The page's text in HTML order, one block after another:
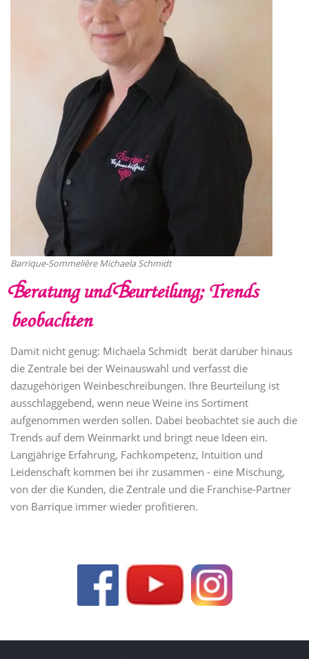
Barrique-Sommelière Michaela Schmidt
Beratung und Beurteilung; Trends
beobachten
Damit nicht genug: Michaela Schmidt berät darüber hinaus
die Zentrale bei der Weinauswahl und verfasst die
dazugehörigen Weinbeschreibungen. Ihre Beurteilung ist
ausschlaggebend, wenn neue Weine ins Sortiment
aufgenommen werden sollen. Dabei beobachtet sie auch die
Trends auf dem Weinmarkt und bringt neue Ideen ein.
Langjährige Erfahrung, Fachkompetenz, Intuition und
Leidenschaft kommen bei ihr zusammen - eine Mischung,
von der die Kunden, die Zentrale und die Franchise-Partner
von Barrique immer wieder profitieren.